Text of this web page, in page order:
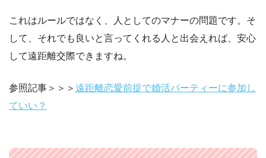
これはルールではなく、人としてのマナーの問題です。そ
して、それでも良いと言ってくれる人と出会えれば、安心
して遠距離交際できますね。
参照記事＞＞＞ 遠距離恋愛前提で婚活パーティーに参加し
ていい？